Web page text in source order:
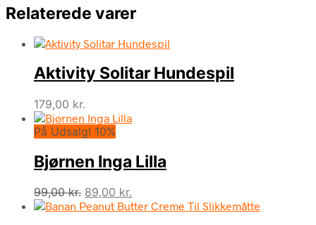
Relaterede varer
Aktivity Solitar Hundespil
179,00 kr.
På Udsalg! 10%
Bjørnen Inga Lilla
99,00kr. Den
oprindelige
89,00 kr.
aktuelle